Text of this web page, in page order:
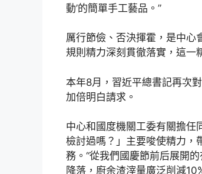
動’的簡單手工藝品。”
厲行節儉、否決揮霍，是中心
規則精力深刻貫徹落實，這一
本年8月，習近平總書記再次
加倍明白請求。
中心和國度機關工委有關擔任
檢討過嗎？」主要唆使精力，
務。“從我們國慶節前后展開
降落，廚余渣滓量廣泛削減